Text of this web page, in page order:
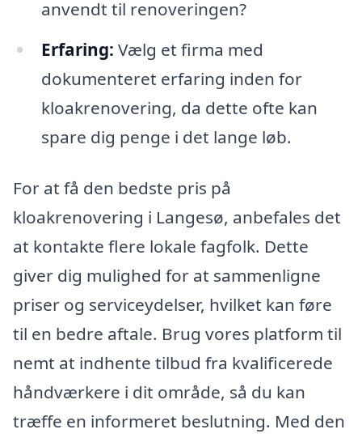
anvendt til renoveringen?
Erfaring: Vælg et firma med
dokumenteret erfaring inden for
kloakrenovering, da dette ofte kan
spare dig penge i det lange løb.
For at få den bedste pris på
kloakrenovering i Langesø, anbefales det
at kontakte flere lokale fagfolk. Dette
giver dig mulighed for at sammenligne
priser og serviceydelser, hvilket kan føre
til en bedre aftale. Brug vores platform til
nemt at indhente tilbud fra kvalificerede
håndværkere i dit område, så du kan
træffe en informeret beslutning. Med den